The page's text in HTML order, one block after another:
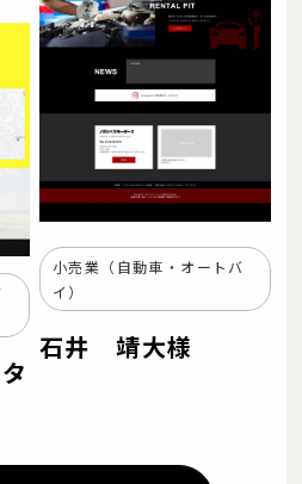
小売業（自動車・オートバ
イ）
石井 靖大様